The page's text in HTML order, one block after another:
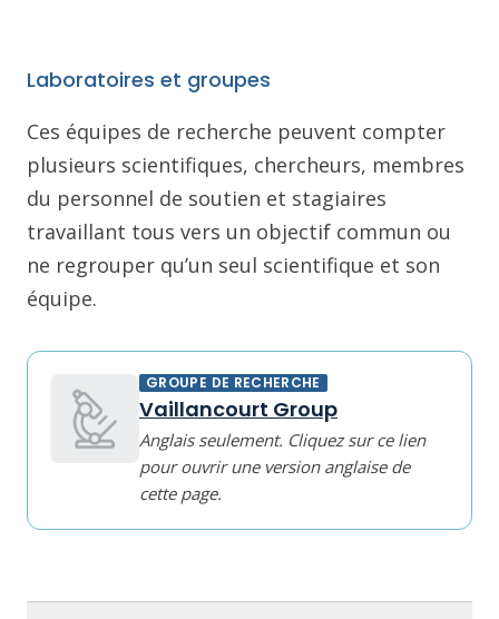
Laboratoires et groupes
Ces équipes de recherche peuvent compter
plusieurs scientifiques, chercheurs, membres
du personnel de soutien et stagiaires
travaillant tous vers un objectif commun ou
ne regrouper qu’un seul scientifique et son
équipe.
GROUPE DE RECHERCHE
Vaillancourt Group
Anglais seulement. Cliquez sur ce lien
pour ouvrir une version anglaise de
cette page.